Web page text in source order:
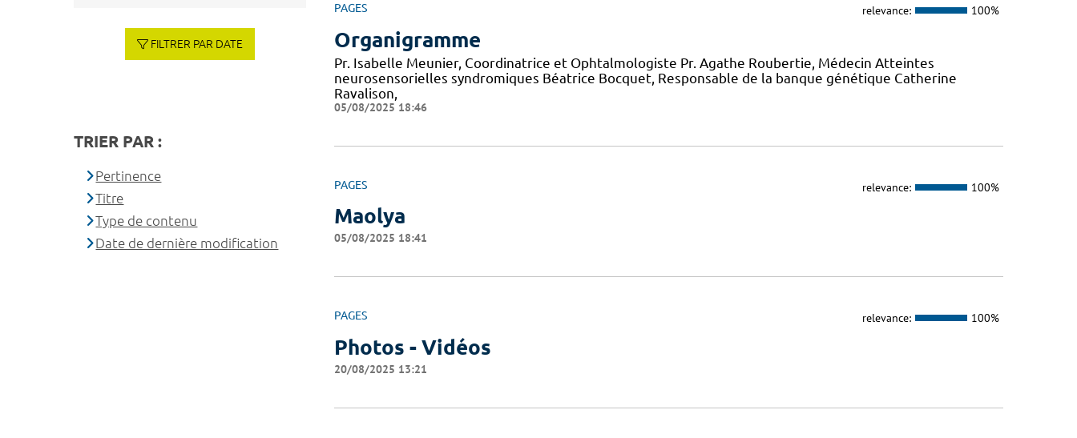
PAGES relevance: 100%
Organigramme
Pr. Isabelle Meunier, Coordinatrice et Ophtalmologiste Pr. Agathe Roubertie, Médecin Atteintes
neurosensorielles syndromiques Béatrice Bocquet, Responsable de la banque génétique Catherine
Ravalison,
05/08/2025 18:46
PAGES relevance: 100%
Maolya
05/08/2025 18:41
PAGES relevance: 100%
Photos - Vidéos
20/08/2025 13:21
FILTRER PAR DATE
TRIER PAR :
Pertinence
Titre
Type de contenu
Date de dernière modification